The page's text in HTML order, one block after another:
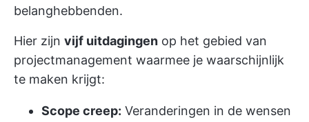
belanghebbenden.
Hier zijn vijf uitdagingen op het gebied van
projectmanagement waarmee je waarschijnlijk
te maken krijgt:
Scope creep: Veranderingen in de wensen